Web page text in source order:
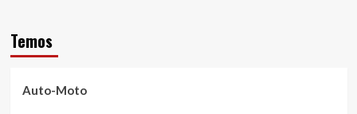
Temos
Auto-Moto